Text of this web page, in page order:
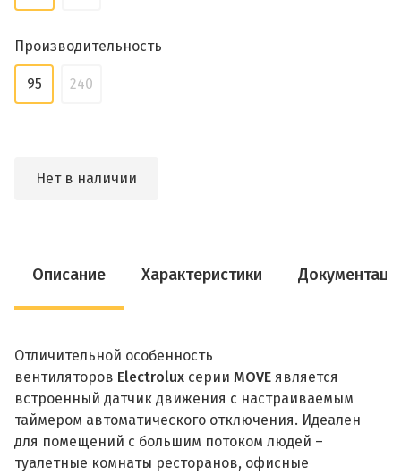
Производительность
95 240
Нет в наличии
Описание Характеристики
Отличительной особенность
вентиляторов Electrolux серии MOVE является
встроенный датчик движения с настраиваемым
таймером автоматического отключения. Идеален
для помещений с большим потоком людей –
туалетные комнаты ресторанов, офисные